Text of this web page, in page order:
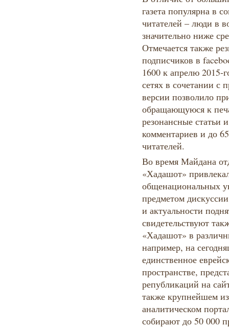
газета популярна в
читателей – люди в
значительно ниже
Отмечается также
подписчиков в
1600 к апрелю 2015-
сетях в сочетании с
версии позволило
обращающуюся к
резонансные статьи
комментариев и до
читателей.
Во время Майдана
«Хадашот»
общенациональных
предметом
и актуальности
свидетельствуют
«Хадашот» в
например, на
единственное
пространстве,
републикаций на
также крупнейшем
аналитическом
собирают до 50 000